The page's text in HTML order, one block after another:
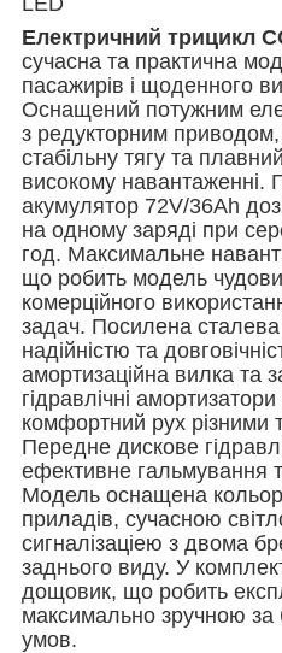
Електричний трицикл
сучасна та практична
пасажирів і щоденного
Оснащений потужним
з редукторним приводом,
стабільну тягу та
високому навантаженні.
акумулятор 72V/36Ah
на одному заряді при
год. Максимальне
що робить модель
комерційного
задач. Посилена сталева
надійністю та
амортизаційна вилка та
гідравлічні
комфортний рух різними
Передне дискове
ефективне гальмування
Модель оснащена
приладів, сучасною
сигналізаціею з двома
заднього виду. У
дощовик, що робить
максимально зручною за
умов.